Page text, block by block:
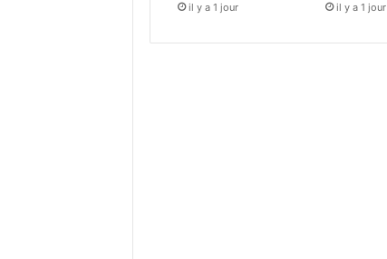
il y a 1 jour il y a 1 jour